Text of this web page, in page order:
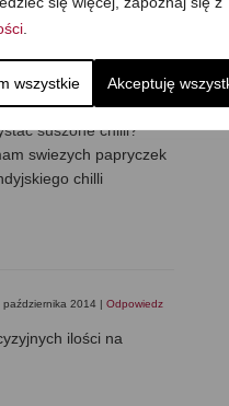
.
wszystkie Akceptuję
Odpowiedz
suszone chilli?
swiezych papryczek
chilli
października 2014 Odpowiedz
ilości na